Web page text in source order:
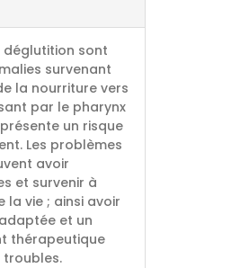
déglutition sont
survenant
la nourriture vers
par le pharynx
un risque
Les problèmes
avoir
et survenir à
la vie ; ainsi avoir
et un
thérapeutique